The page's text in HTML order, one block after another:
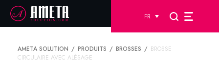
FR
AMETA SOLUTION PRODUITS BROSSES
BROSSE
CIRCULAIRE AVEC ALÉSAGE